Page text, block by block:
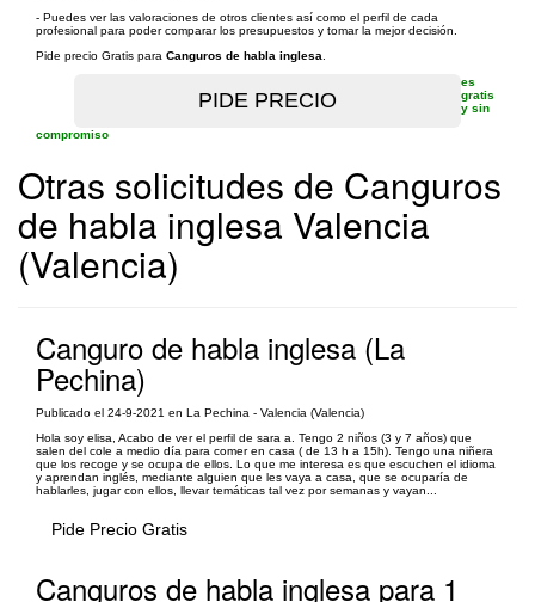
- Puedes ver las valoraciones de otros clientes así como el perfil de cada
profesional para poder comparar los presupuestos y tomar la mejor decisión.
Pide precio Gratis para Canguros de habla inglesa
es
gratis
y sin
compromiso
Otras solicitudes de Canguros
de habla inglesa Valencia
(Valencia)
Canguro de habla inglesa (La
Pechina)
Publicado el 24-9-2021 en La Pechina - Valencia (Valencia)
Hola soy elisa, Acabo de ver el perfil de sara a. Tengo 2 niños (3 y 7 años) que
salen del cole a medio día para comer en casa ( de 13 h a 15h). Tengo una niñera
que los recoge y se ocupa de ellos. Lo que me interesa es que escuchen el idioma
y aprendan inglés, mediante alguien que les vaya a casa, que se ocuparía de
hablarles, jugar con ellos, llevar temáticas tal vez por semanas y vayan...
Pide Precio Gratis
Canguros de habla inglesa para 1